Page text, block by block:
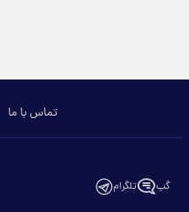
تماس با ما
گپ تلگرام